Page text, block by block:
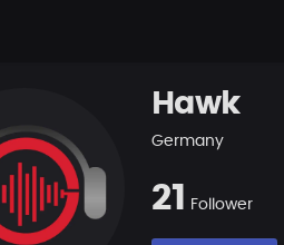
Hawk
Germany
21 Follower